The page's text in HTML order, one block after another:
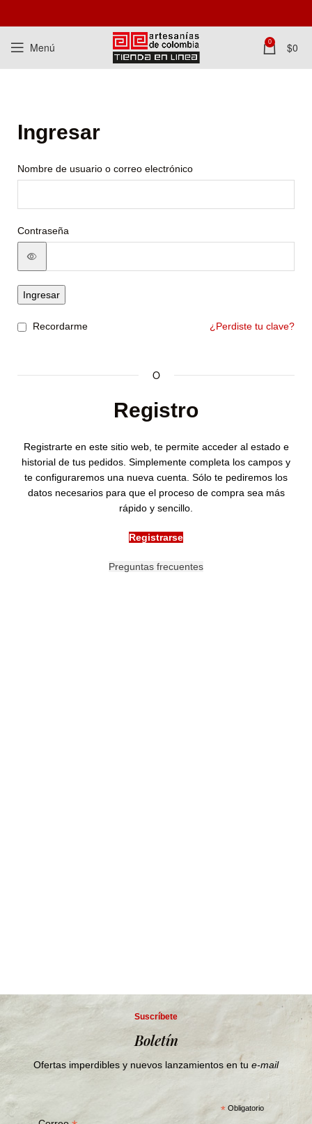
Menú 0 $0
Ingresar
Nombre de usuario o correo electrónico
Contraseña
Ingresar
¿Perdiste tu clave?
Recordarme
O
Registro
Registrarte en este sitio web, te permite acceder al estado e
historial de tus pedidos. Simplemente completa los campos y
te configuraremos una nueva cuenta. Sólo te pediremos los
datos necesarios para que el proceso de compra sea más
rápido y sencillo.
Registrarse
Preguntas frecuentes
Suscríbete
Boletín
Ofertas imperdibles y nuevos lanzamientos en tu e-mail
* Obligatorio